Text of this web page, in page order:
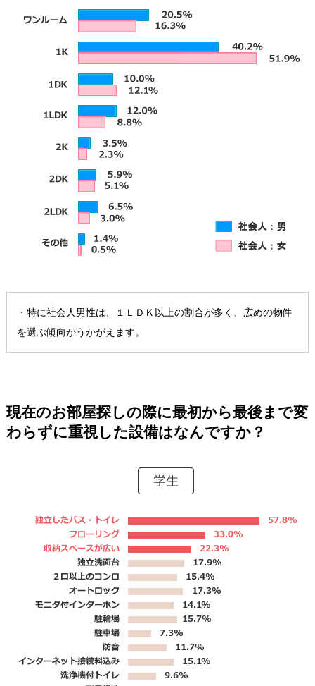
・特に社会人男性は、１ＬＤＫ以上の割合が多く、広めの物件
を選ぶ傾向がうかがえます。
現在のお部屋探しの際に最初から最後まで変
わらずに重視した設備はなんですか？